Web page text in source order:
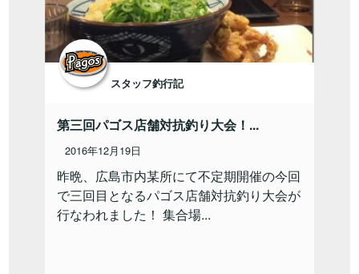
スタッフ釣行記
第三回パゴス店舗対抗釣り大会！...
2016年12月19日
昨晩、広島市内某所にて不定期開催の今回
で三回目となるパゴス店舗対抗釣り大会が
行なわれました！ 集合場...